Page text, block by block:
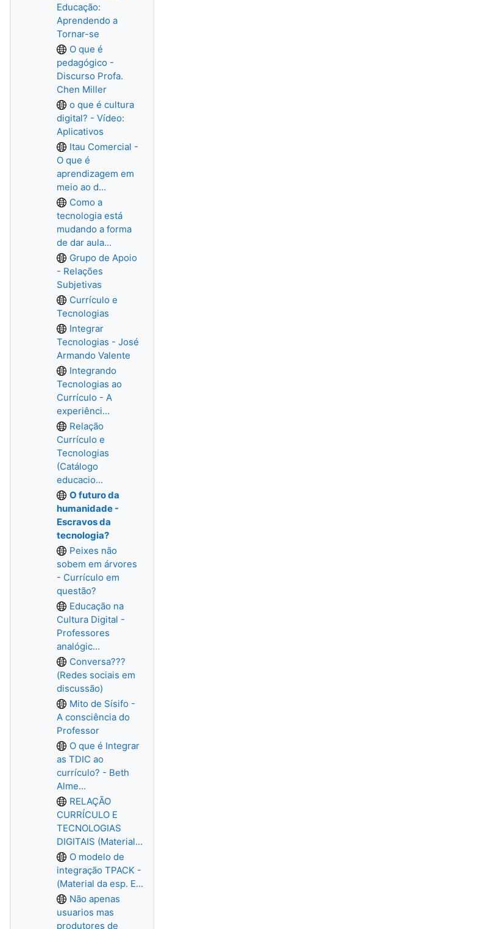
Educação:
Aprendendo a
Tornar-se
O que é
pedagógico -
Discurso Profa.
Chen Miller
o que é cultura
digital? - Vídeo:
Aplicativos
Itau Comercial -
O que é
aprendizagem em
meio ao d...
Como a
tecnologia está
mudando a forma
de dar aula...
Grupo de Apoio
- Relações
Subjetivas
Currículo e
Tecnologias
Integrar
Tecnologias - José
Armando Valente
Integrando
Tecnologias ao
Currículo - A
experiênci...
Relação
Currículo e
Tecnologias
(Catálogo
educacio...
O futuro da
humanidade -
Escravos da
tecnologia?
Peixes não
sobem em árvores
- Currículo em
questão?
Educação na
Cultura Digital -
Professores
analógic...
Conversa???
(Redes sociais em
discussão)
Mito de Sísifo -
A consciência do
Professor
O que é Integrar
as TDIC ao
currículo? - Beth
Alme...
RELAÇÃO
CURRÍCULO E
TECNOLOGIAS
DIGITAIS (Material...
O modelo de
integração TPACK -
(Material da esp. E...
Não apenas
usuarios mas
produtores de